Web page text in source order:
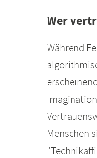
Wer
Während
Menschen